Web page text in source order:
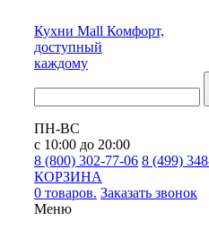
Кухни Mall Комфорт,
доступный
каждому
ПН-ВС
с 10:00 до 20:00
8 (800) 302-77-06 8 (499)
КОРЗИНА
0 товаров. Заказать звонок
Меню